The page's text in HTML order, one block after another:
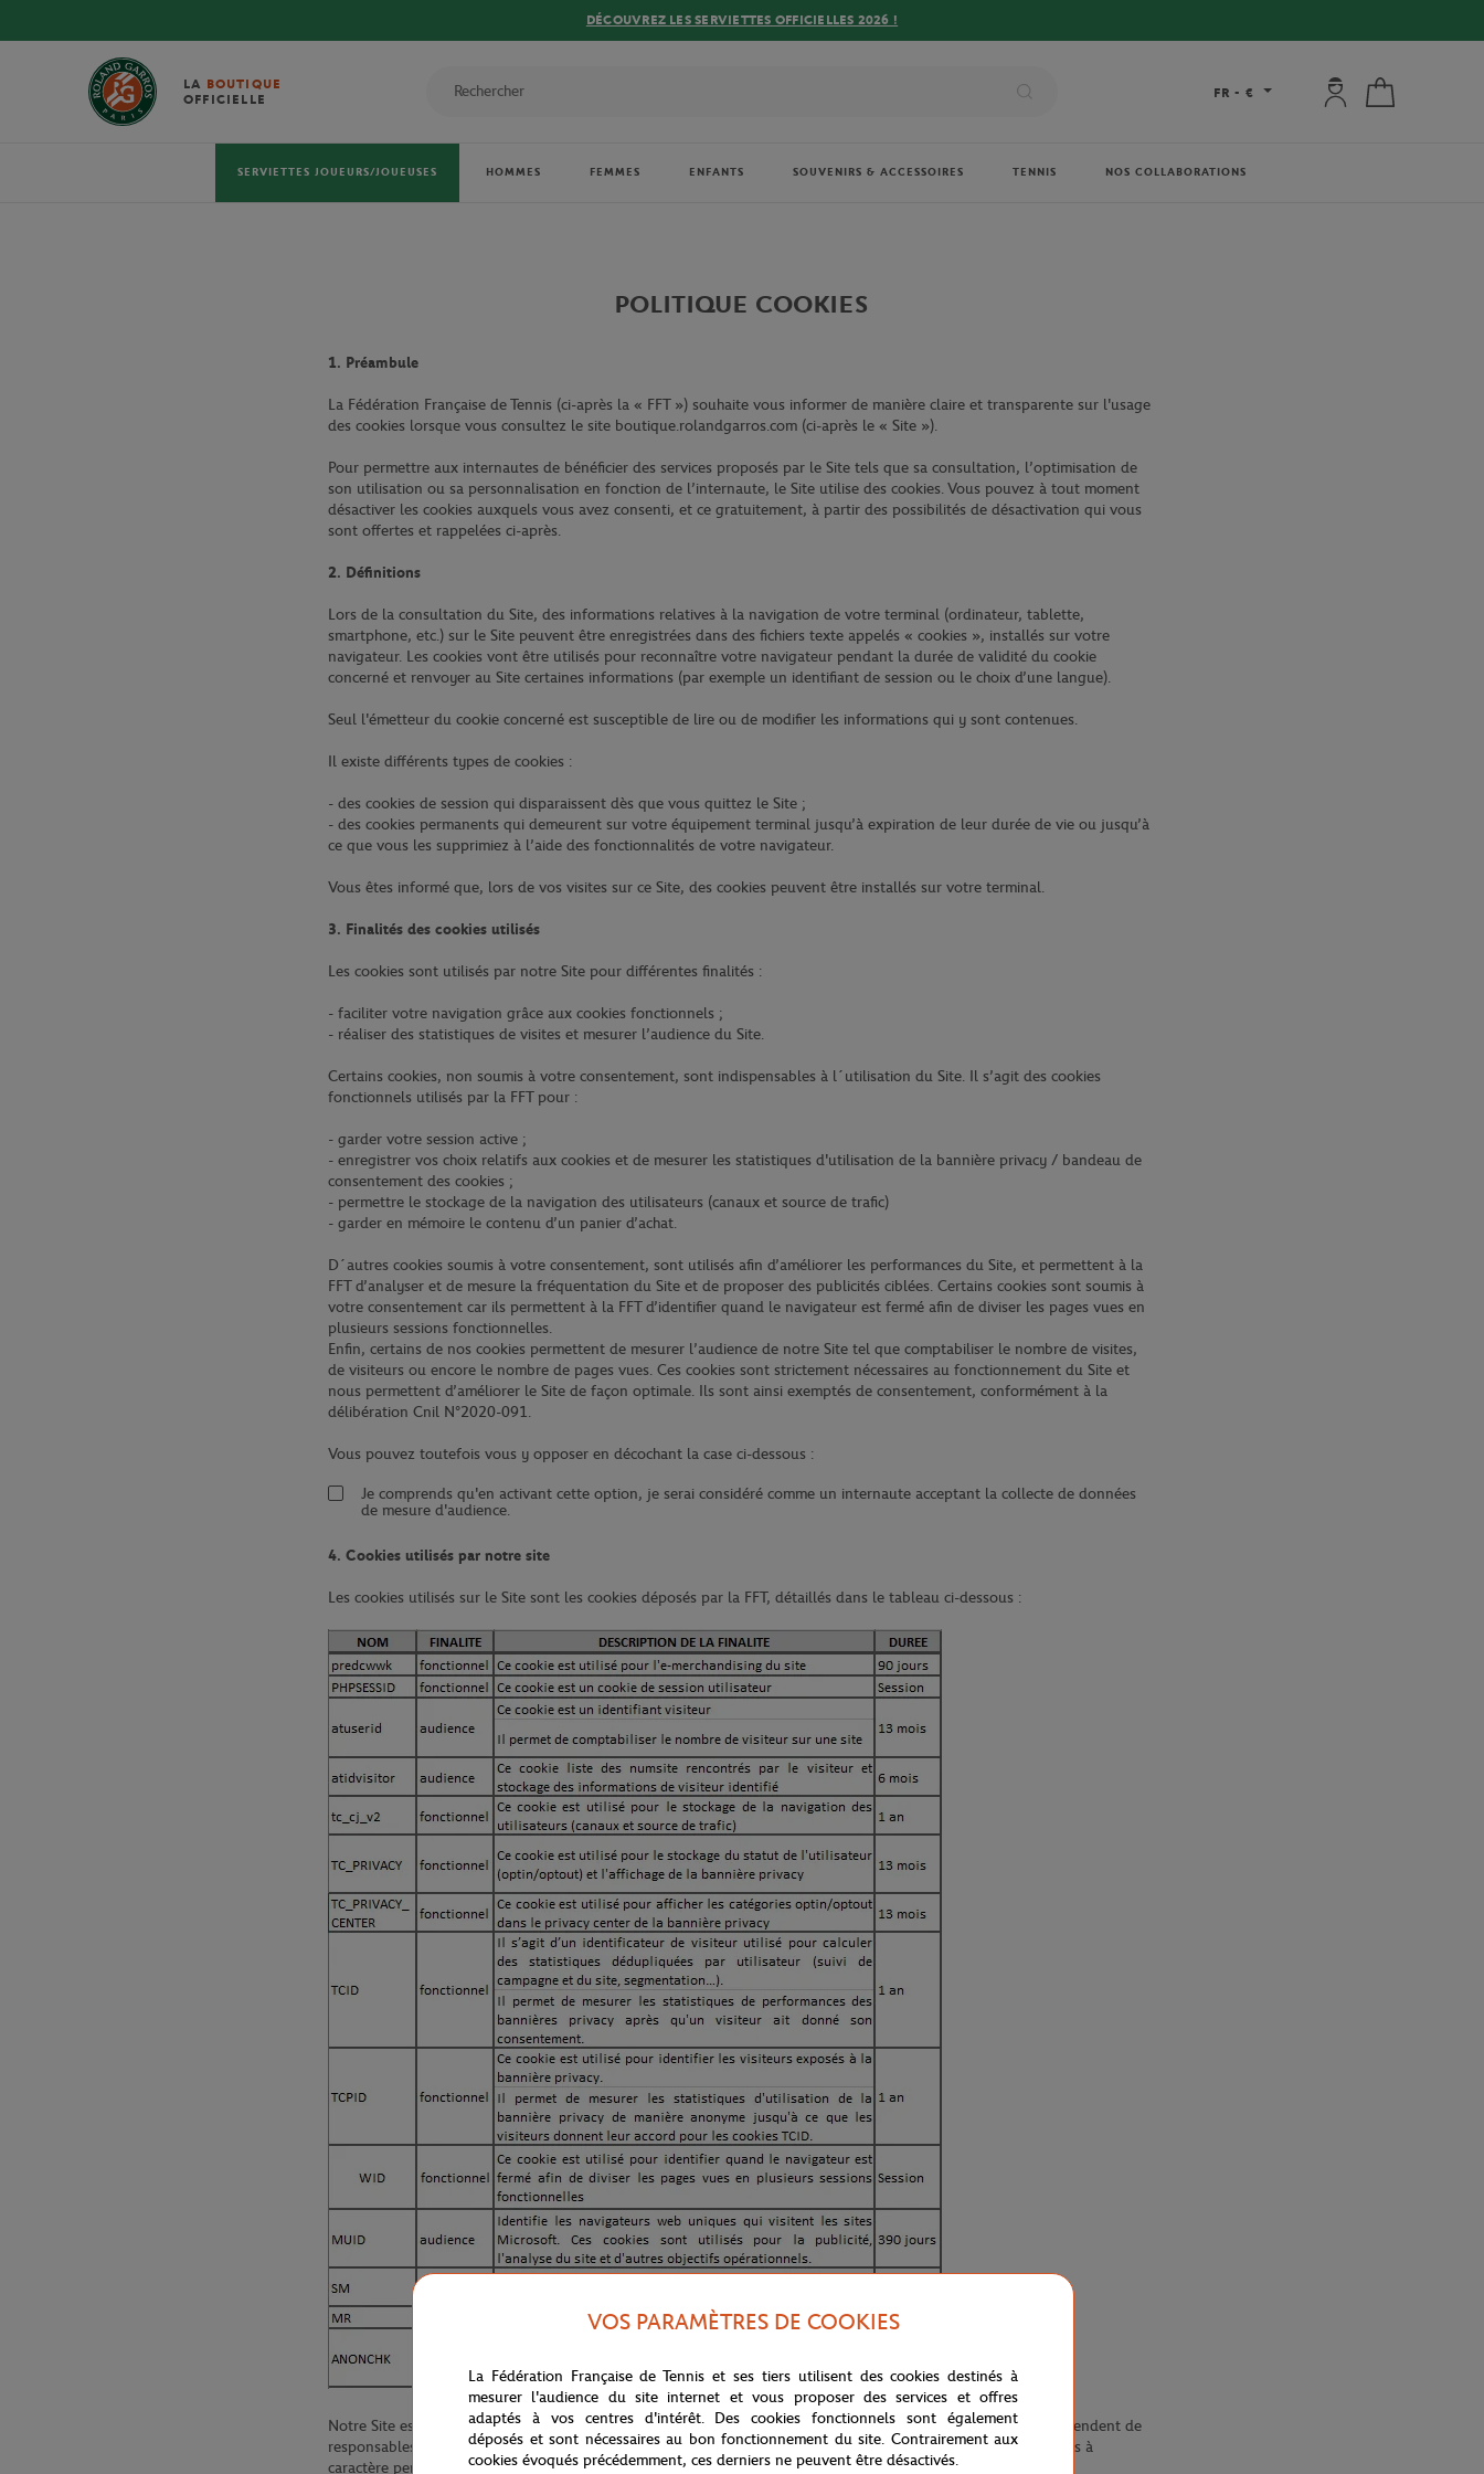
DÉCOUVREZ LES SERVIETTES OFFICIELLES 2026 !
LA BOUTIQUE
OFFICIELLE
FR - € Mon compte : se
SERVIETTES JOUEURS/JOUEUSES HOMMES FEMMES ENFANTS SOUVENIRS & ACCESSOIRES TENNIS NOS COLLABORATIONS
POLITIQUE COOKIES
1. Préambule
La Fédération Française de Tennis (ci-après la « FFT ») souhaite vous informer de manière claire et transparente sur l'usage
des cookies lorsque vous consultez le site boutique.rolandgarros.com (ci-après le « Site »).
Pour permettre aux internautes de bénéficier des services proposés par le Site tels que sa consultation, l’optimisation de
son utilisation ou sa personnalisation en fonction de l’internaute, le Site utilise des cookies. Vous pouvez à tout moment
désactiver les cookies auxquels vous avez consenti, et ce gratuitement, à partir des possibilités de désactivation qui vous
sont offertes et rappelées ci-après.
2. Définitions
Lors de la consultation du Site, des informations relatives à la navigation de votre terminal (ordinateur, tablette,
smartphone, etc.) sur le Site peuvent être enregistrées dans des fichiers texte appelés « cookies », installés sur votre
navigateur. Les cookies vont être utilisés pour reconnaître votre navigateur pendant la durée de validité du cookie
concerné et renvoyer au Site certaines informations (par exemple un identifiant de session ou le choix d’une langue).
Seul l'émetteur du cookie concerné est susceptible de lire ou de modifier les informations qui y sont contenues.
Il existe différents types de cookies :
- des cookies de session qui disparaissent dès que vous quittez le Site ;
- des cookies permanents qui demeurent sur votre équipement terminal jusqu’à expiration de leur durée de vie ou jusqu’à
ce que vous les supprimiez à l’aide des fonctionnalités de votre navigateur.
Vous êtes informé que, lors de vos visites sur ce Site, des cookies peuvent être installés sur votre terminal.
3. Finalités des cookies utilisés
Les cookies sont utilisés par notre Site pour différentes finalités :
- faciliter votre navigation grâce aux cookies fonctionnels ;
- réaliser des statistiques de visites et mesurer l’audience du Site.
Certains cookies, non soumis à votre consentement, sont indispensables à l´utilisation du Site. Il s’agit des cookies
fonctionnels utilisés par la FFT pour :
- garder votre session active ;
- enregistrer vos choix relatifs aux cookies et de mesurer les statistiques d'utilisation de la bannière privacy / bandeau de
consentement des cookies ;
- permettre le stockage de la navigation des utilisateurs (canaux et source de trafic)
- garder en mémoire le contenu d’un panier d’achat.
D´autres cookies soumis à votre consentement, sont utilisés afin d’améliorer les performances du Site, et permettent à la
FFT d’analyser et de mesure la fréquentation du Site et de proposer des publicités ciblées. Certains cookies sont soumis à
votre consentement car ils permettent à la FFT d’identifier quand le navigateur est fermé afin de diviser les pages vues en
plusieurs sessions fonctionnelles.
Enfin, certains de nos cookies permettent de mesurer l’audience de notre Site tel que comptabiliser le nombre de visites,
de visiteurs ou encore le nombre de pages vues. Ces cookies sont strictement nécessaires au fonctionnement du Site et
nous permettent d’améliorer le Site de façon optimale. Ils sont ainsi exemptés de consentement, conformément à la
délibération Cnil N°2020-091.
Vous pouvez toutefois vous y opposer en décochant la case ci-dessous :
Je comprends qu'en activant cette option, je serai considéré comme un internaute acceptant la collecte de données
de mesure d'audience.
4. Cookies utilisés par notre site
Les cookies utilisés sur le Site sont les cookies déposés par la FFT, détaillés dans le tableau ci-dessous :
Notre Site est susceptible de contenir des cookies émis par des tiers. Les cookies et autres traceurs de tiers dépendent de
responsables de traitement externes, qui sont susceptibles, si vous acceptez ces cookies, de traiter des données à
caractère personnel vous concernant.
VOS PARAMÈTRES DE COOKIES
La Fédération Française de Tennis et ses tiers utilisent des cookies destinés à
mesurer l'audience du site internet et vous proposer des services et offres
adaptés à vos centres d'intérêt. Des cookies fonctionnels sont également
déposés et sont nécessaires au bon fonctionnement du site. Contrairement aux
cookies évoqués précédemment, ces derniers ne peuvent être désactivés.